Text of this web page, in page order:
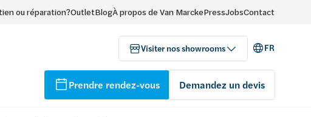
ou réparation?OutletBlogÀ propos de Van MarckePressJobsContact
Visiter nos showrooms FR
Prendre rendez-vous Demandez un devis